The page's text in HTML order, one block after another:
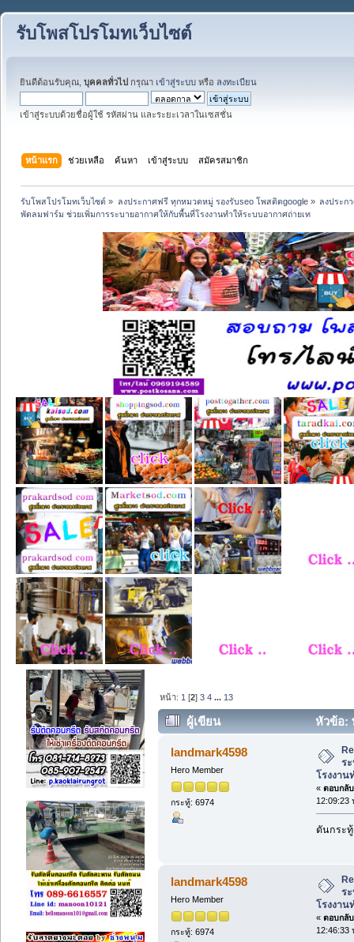
รับโพสโปรโมทเว็บไซต์
ยินดีต้อนรับคุณ, บุคคลทั่วไป กรุณา เข้าสู่ระบบ หรือ ลงทะเบียน
เข้าสู่ระบบด้วยชื่อผู้ใช้ รหัสผ่าน และระยะเวลาในเซสชั่น
หน้าแรก ช่วยเหลือ ค้นหา เข้าสู่ระบบ สมัครสมาชิก
รับโพสโปรโมทเว็บไซต์ » ลงประกาศฟรี ทุกหมวดหมู่ รองรับseo โพสติดgoogle» ลงประก
พัดลมฟาร์ม ช่วยเพิ่มการระบายอากาศให้กับพื้นที่โรงงานทำให้ระบบอากาศถ่ายเท
หน้า: 1 [2]3 4 ... 13
ผู้เขียน
หัวข้อ:
โรงงานทำให้ระบบอากาศถ่ายเท (อ่า
landmark4598
Hero Member
กระทู้: 6974
ร
โรงงาน
« ตอบกลั
12:09:23
ดันกระทู้
landmark4598
Hero Member
กระทู้: 6974
ร
โรงงาน
« ตอบกลั
12:46:33